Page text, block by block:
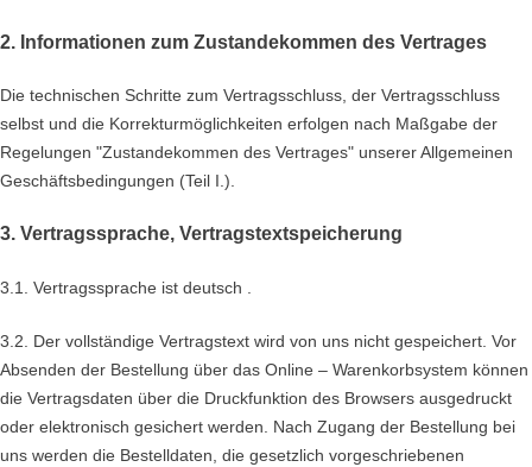
2. Informationen zum Zustandekommen des Vertrages
Die technischen Schritte zum Vertragsschluss, der Vertragsschluss
selbst und die Korrekturmöglichkeiten erfolgen nach Maßgabe der
Regelungen "Zustandekommen des Vertrages" unserer Allgemeinen
Geschäftsbedingungen (Teil I.).
3. Vertragssprache, Vertragstextspeicherung
3.1. Vertragssprache ist deutsch
3.2. Der vollständige Vertragstext wird von uns nicht gespeichert. Vor
Absenden der Bestellung über das Online – Warenkorbsystem können
die Vertragsdaten über die Druckfunktion des Browsers ausgedruckt
oder elektronisch gesichert werden. Nach Zugang der Bestellung bei
uns werden die Bestelldaten, die gesetzlich vorgeschriebenen